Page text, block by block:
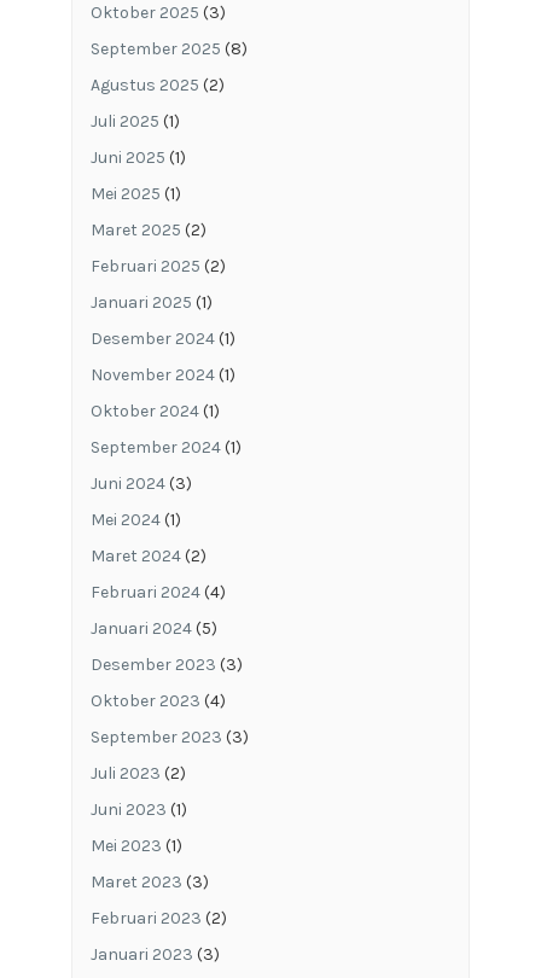
Oktober 2025 (3)
September 2025 (8)
Agustus 2025 (2)
Juli 2025 (1)
Juni 2025 (1)
Mei 2025 (1)
Maret 2025 (2)
Februari 2025 (2)
Januari 2025 (1)
Desember 2024(1)
November 2024(1)
Oktober 2024(1)
September 2024(1)
Juni 2024(3)
Mei 2024(1)
Maret 2024(2)
Februari 2024(4)
Januari 2024(5)
Desember 2023 (3)
Oktober 2023 (4)
September 2023 (3)
Juli 2023 (2)
Juni 2023 (1)
Mei 2023 (1)
Maret 2023 (3)
Februari 2023 (2)
Januari 2023 (3)